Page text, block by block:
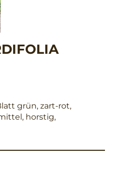
grün, zart-rot,
horstig,